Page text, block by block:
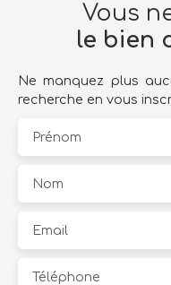
Vous
le bien
Ne manquez plus
recherche en vous
Prénom
Nom
Email
Téléphone